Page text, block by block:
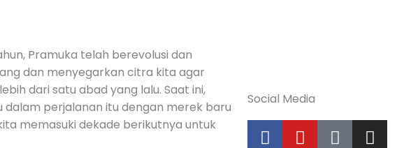
Pramuka telah berevolusi dan
dan menyegarkan citra kita agar
dari satu abad yang lalu. Saat ini,
dalam perjalanan itu dengan merek baru
memasuki dekade berikutnya untuk
Social Media
F Y T I